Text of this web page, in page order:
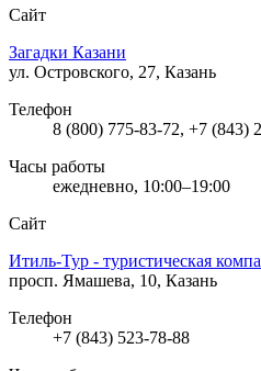
Сайт
Загадки Казани
ул. Островского, 27, Казань
Телефон
8 (800) 775-83-72, +7 (843)
Часы работы
ежедневно, 10:00–19:00
Сайт
Итиль-Тур - туристическая
просп. Ямашева, 10, Казань
Телефон
+7 (843) 523-78-88